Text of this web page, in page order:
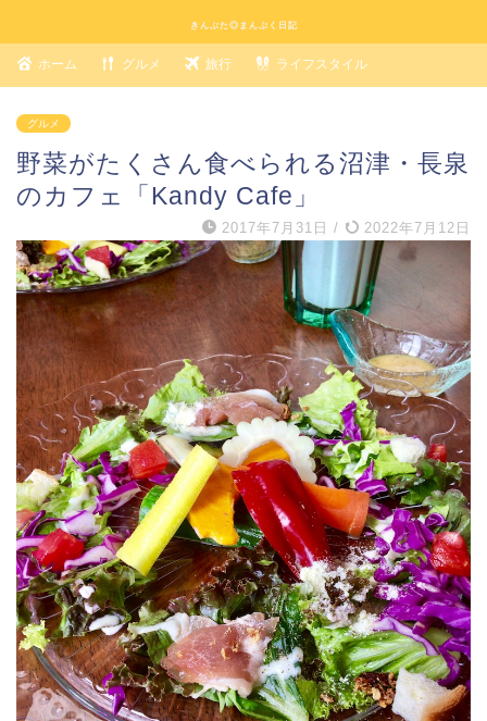
きんぶた◎まんぷく日記
ホーム グルメ 旅行 ライフスタイル
グルメ
野菜がたくさん食べられる沼津・長泉
のカフェ「Kandy Cafe」
2017年7月31日 / 2022年7月12日